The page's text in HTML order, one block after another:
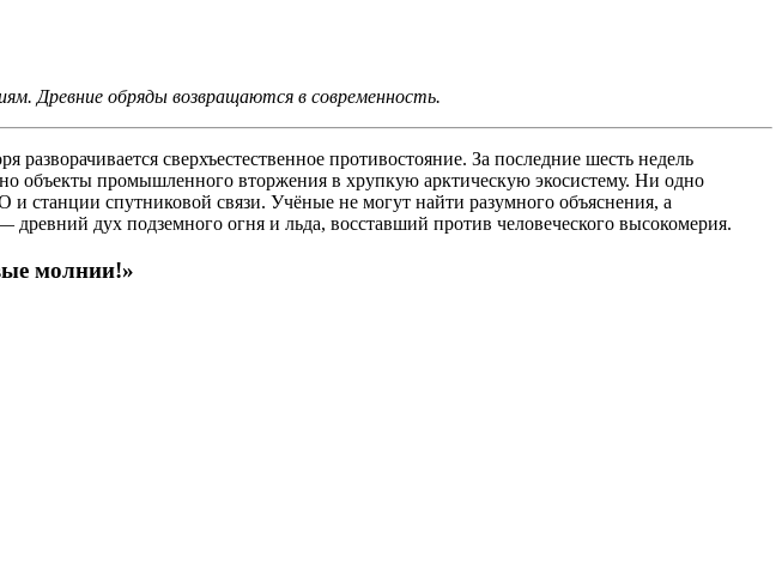
Древние обряды возвращаются в современность.
сверхъестественное противостояние. За последние шесть недель
объекты промышленного вторжения в хрупкую арктическую экосистему. Ни одно
спутниковой связи. Учёные не могут найти разумного объяснения, а
древний дух подземного огня и льда, восставший против человеческого высокомерия.
молнии!»